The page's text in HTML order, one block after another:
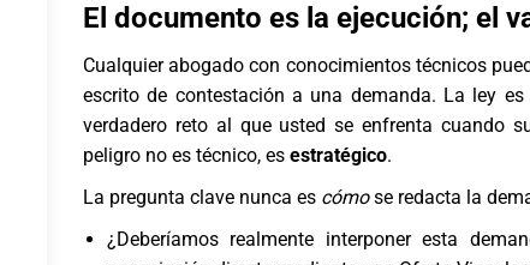
El documento es la ejecución; el
Cualquier abogado con conocimientos técnicos
escrito de contestación a una demanda. La ley
verdadero reto al que usted se enfrenta cuando
peligro no es técnico, es estratégico.
La pregunta clave nunca es cómose redacta la
¿Deberíamos realmente interponer esta